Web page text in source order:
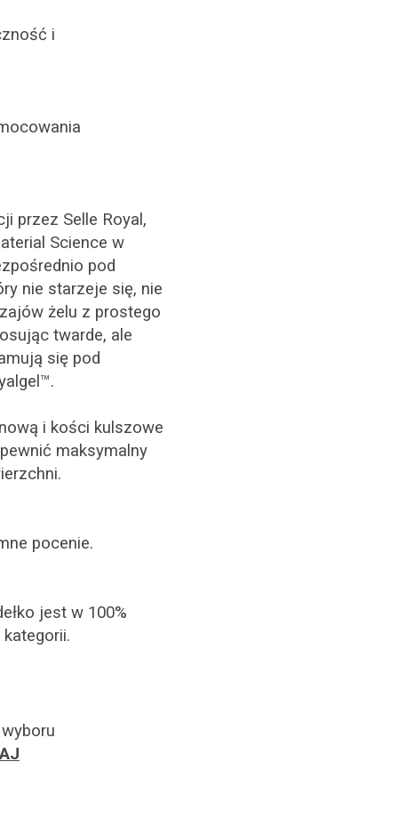
i
przez Selle Royal,
Science w
pod
nie starzeje się, nie
żelu z prostego
twarde, ale
się pod
i kości kulszowe
maksymalny
pocenie.
jest w 100%